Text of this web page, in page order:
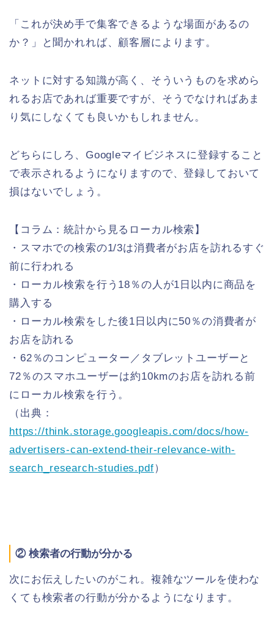
「これが決め手で集客できるような場面があるの
か？」と聞かれれば、顧客層によります。
ネットに対する知識が高く、そういうものを求めら
れるお店であれば重要ですが、そうでなければあま
り気にしなくても良いかもしれません。
どちらにしろ、Googleマイビジネスに登録すること
で表示されるようになりますので、登録しておいて
損はないでしょう。
【コラム：統計から見るローカル検索】
・スマホでの検索の1/3は消費者がお店を訪れるすぐ
前に行われる
・ローカル検索を行う18％の人が1日以内に商品を
購入する
・ローカル検索をした後1日以内に50％の消費者が
お店を訪れる
・62％のコンピューター／タブレットユーザーと
72％のスマホユーザーは約10kmのお店を訪れる前
にローカル検索を行う。
（出典：
https://think.storage.googleapis.com/docs/how-
advertisers-can-extend-their-relevance-with-
search_research-studies.pdf）
② 検索者の行動が分かる
次にお伝えしたいのがこれ。複雑なツールを使わな
くても検索者の行動が分かるようになります。